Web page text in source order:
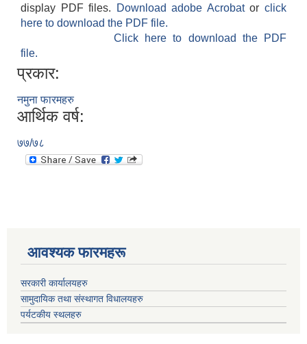
display PDF files.
Download adobe Acrobatorclick
here to download the PDF file.
Click here to download the PDF
file.
प्रकार:
नमुना फारमहरु
आर्थिक वर्ष:
७७/७८
आवश्यक फारमहरू
सरकारी कार्यालयहरु
सामुदायिक तथा संस्थागत विधालयहरु
पर्यटकीय स्थलहरु